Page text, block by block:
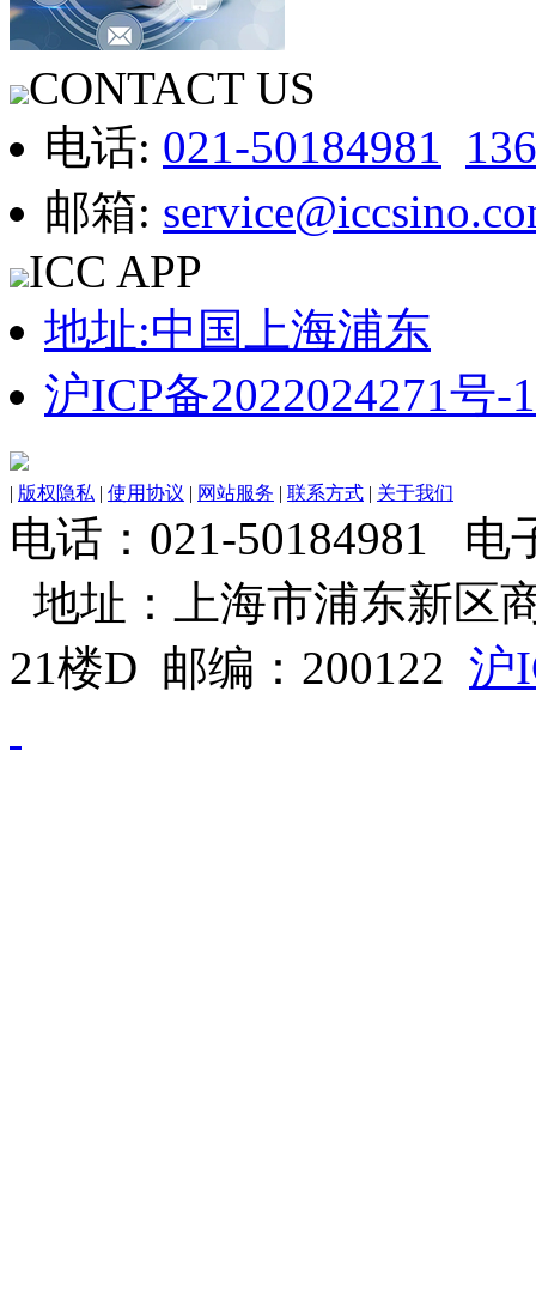
CONTACT US
电话: 021-50184981
邮箱:
ICC APP
地址:中国上海浦东
沪ICP备2022024271号-1
| 版权隐私 | 使用协议 | 网站服务 | 联系方式 | 关于我们
电话：021-50184981 电
地址：上海市浦东新区
21楼D 邮编：200122 沪